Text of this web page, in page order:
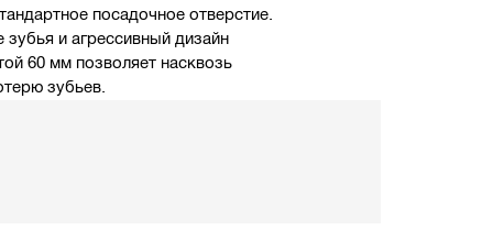
посадочное отверстие.
и агрессивный дизайн
60 мм позволяет насквозь
зубьев.